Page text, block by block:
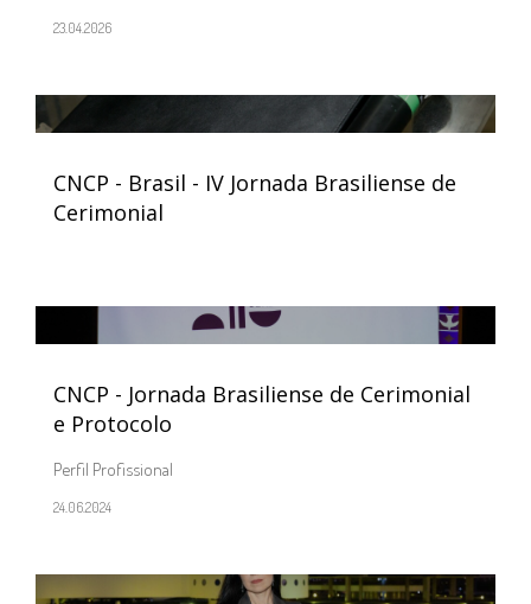
23.04.2026
CNCP - Brasil - IV Jornada Brasiliense de
Cerimonial
CNCP - Jornada Brasiliense de Cerimonial
e Protocolo
Perfil Profissional
24.06.2024